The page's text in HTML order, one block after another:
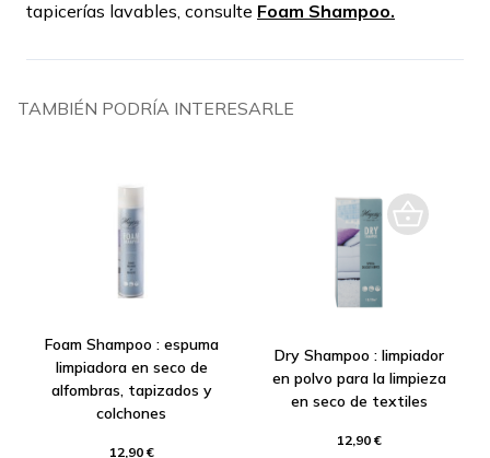
tapicerías lavables, consulte Foam Shampoo.
TAMBIÉN PODRÍA INTERESARLE
Foam Shampoo : espuma
limpiadora en seco de
alfombras, tapizados y
colchones
12,90 €
Dry Shampoo : limpiador
en polvo para la limpieza
en seco de textiles
12,90 €